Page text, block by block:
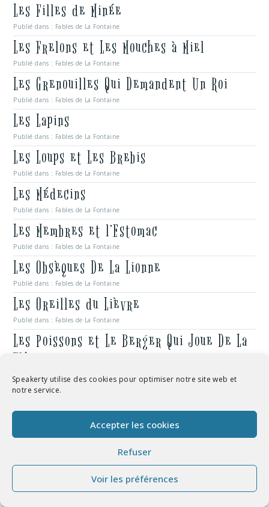
Speakerty utilise des cookies pour optimiser notre site web et
notre service.
Accepter les cookies
Refuser
Voir les préférences
Les Filles de Minée
Publié dans : Fables de La Fontaine
Les Frelons et Les Mouches à Miel
Publié dans : Fables de La Fontaine
Les Grenouilles Qui Demandent Un Roi
Publié dans : Fables de La Fontaine
Les Lapins
Publié dans : Fables de La Fontaine
Les Loups et Les Brebis
Publié dans : Fables de La Fontaine
Les Médecins
Publié dans : Fables de La Fontaine
Les Membres et l’Estomac
Publié dans : Fables de La Fontaine
Les Obsèques De La Lionne
Publié dans : Fables de La Fontaine
Les Oreilles du Lièvre
Publié dans : Fables de La Fontaine
Les Poissons et Le Berger Qui Joue De La
Flûte
Publié dans : Fables de La Fontaine
Les Poissons et Le Cormoran
Publié dans : Fables de La Fontaine
Les Voleurs et L’Âne
Fables de La Fontaine
Parole de Socrate
Fables de La Fontaine